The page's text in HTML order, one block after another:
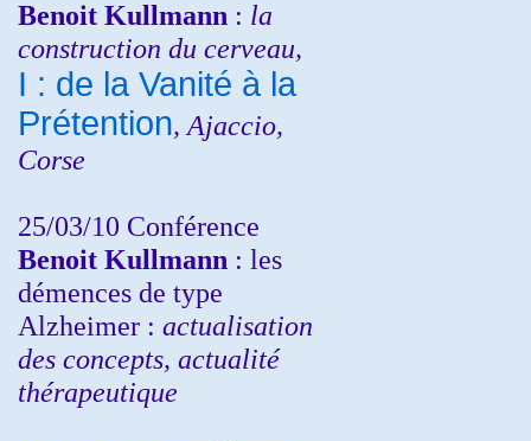
Benoit Kullmann : la
construction du cerveau,
I : de la Vanité à la
Prétention, Ajaccio,
Corse
25/03/10 Conférence
Benoit Kullmann : les
démences de type
Alzheimer : actualisation
des concepts, actualité
thérapeutique